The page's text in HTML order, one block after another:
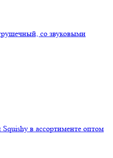
со звуковыми
в ассортименте оптом